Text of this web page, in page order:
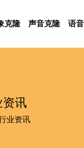
克隆 声音克隆 语
讯
业资讯